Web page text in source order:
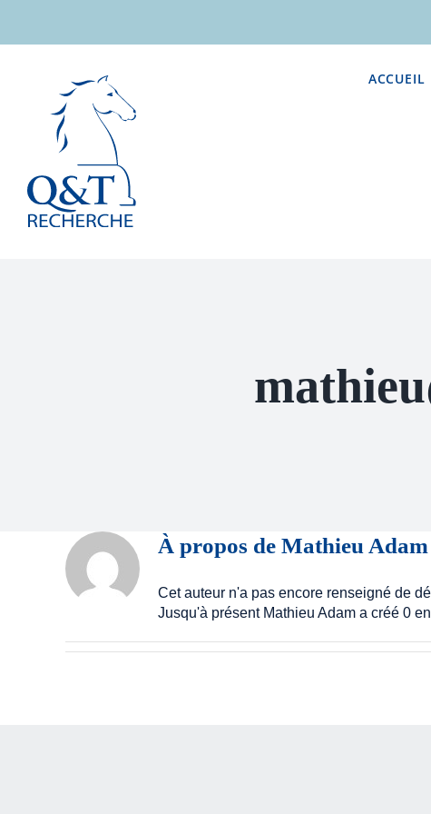
contenu
ACCUEIL
À propos de Mathieu Adam
Cet auteur n'a pas encore renseigné de
Jusqu'à présent Mathieu Adam a créé 0